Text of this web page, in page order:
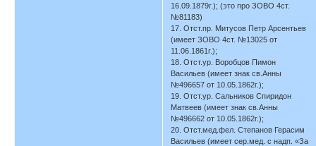
16.09.1879г.); (это про ЗОВО 4ст.
№81183)
17. Отст.пр. Митусов Петр Арсентьев
(имеет ЗОВО 4ст. №13025 от
11.06.1861г.);
18. Отст.ур. Воробцов Пимон
Васильев (имеет знак св.Анны
№496657 от 10.05.1862г.);
19. Отст.ур. Сальников Спиридон
Матвеев (имеет знак св.Анны
№496662 от 10.05.1862г.);
20. Отст.мед.фел. Степанов Герасим
Васильев (имеет сер.мед. с надп. «За